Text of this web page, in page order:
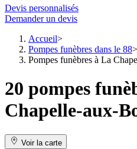
Devis personnalisés
Demander un devis
Accueil
Pompes funèbres dans le 88
Pompes funèbres à La
20 pompes
Chapelle-aux-
Voir la carte